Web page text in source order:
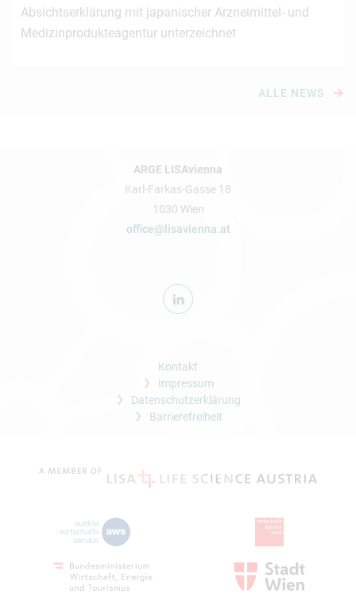
Absichtserklärung mit japanischer Arzneimittel- und
Medizinprodukteagentur unterzeichnet
ALLE NEWS
ARGE LISAvienna
Karl-Farkas-Gasse 18
1030 Wien
office@lisavienna.at
Kontakt
Impressum
Datenschutzerklärung
Barrierefreiheit